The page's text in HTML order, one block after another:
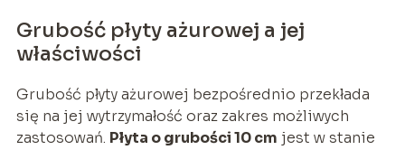
Grubość płyty ażurowej a jej
właściwości
Grubość płyty ażurowej bezpośrednio przekłada
się na jej wytrzymałość oraz zakres możliwych
zastosowań. Płyta o grubości 10 cm jest w stanie